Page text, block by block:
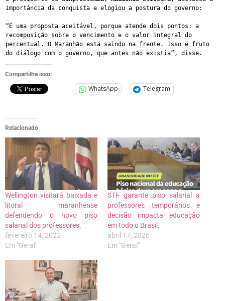
importância da conquista e elogiou a postura do governo:
“É uma proposta aceitável, porque atende dois pontos: a
recomposição sobre o vencimento e o valor integral do
percentual. O Maranhão está saindo na frente. Isso é fruto
do diálogo com o governo, que antes não existia”, disse.
Compartilhe isso:
WhatsApp Telegram
Relacionado
Wellington visitará baixada e
litoral maranhense
defendendo o novo piso
salarial dos professores.
fevereiro 14, 2022
Em "Geral"
STF garante piso salarial a
professores temporários e
decisão impacta educação
em todo o Brasil.
abril 17, 2026
Em "Geral"